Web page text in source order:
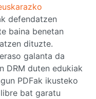
defendatzen
baina benetan
dituzte.
galanta da
DRM duten edukiak
PDFak ikusteko
bat garatu